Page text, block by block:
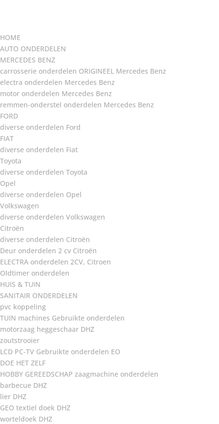
HOME
AUTO ONDERDELEN
MERCEDES BENZ
carrosserie onderdelen ORIGINEEL Mercedes Benz
electra onderdelen Mercedes Benz
motor onderdelen Mercedes Benz
remmen-onderstel onderdelen Mercedes Benz
FORD
diverse onderdelen Ford
FIAT
diverse onderdelen Fiat
Toyota
diverse onderdelen Toyota
Opel
diverse onderdelen Opel
Volkswagen
diverse onderdelen Volkswagen
Citroën
diverse onderdelen Citroën
Deur onderdelen 2 cv Citroën
ELECTRA onderdelen 2CV, Citroen
Oldtimer onderdelen
HUIS & TUIN
SANITAIR ONDERDELEN
pvc koppeling
TUIN machines Gebruikte onderdelen
motorzaag heggeschaar DHZ
zoutstrooier
LCD PC-TV Gebruikte onderdelen EO
DOE HET ZELF
HOBBY GEREEDSCHAP zaagmachine onderdelen
barbecue DHZ
lier DHZ
GEO textiel doek DHZ
worteldoek DHZ